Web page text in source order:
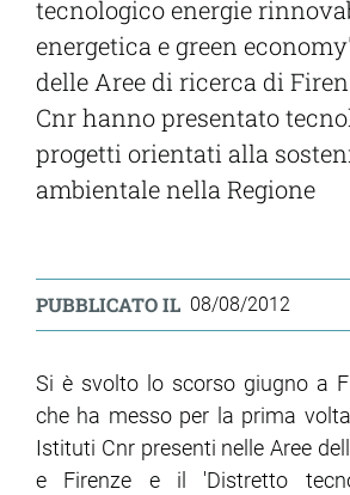
tecnologico energie
energetica e green
delle Aree di ricerca di
Cnr hanno presentato
progetti orientati alla
ambientale nella Regione
PUBBLICATO IL 08/08/2012
Si è svolto lo scorso giugno a
che ha messo per la prima
Istituti Cnr presenti nelle Aree
e Firenze e il 'Distretto